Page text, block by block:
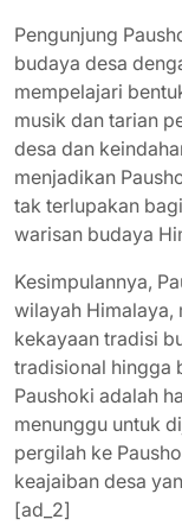
Pengunjung
budaya desa
mempelajari
musik dan tarian
desa dan
menjadikan
tak terlupakan
warisan budaya
Kesimpulannya,
wilayah Himalaya,
kekayaan tradisi
tradisional hingga
Paushoki adalah
menunggu untuk
pergilah ke
keajaiban desa
[ad_2]